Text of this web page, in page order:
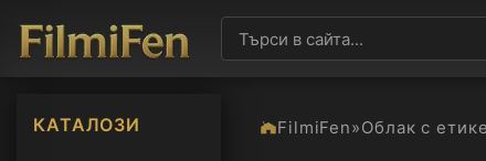
КАТАЛОЗИ FilmiFen»Облак с